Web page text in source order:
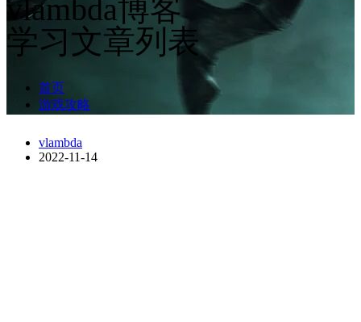
vlambda博客
学习文章列表
首页
游戏攻略
vlambda
2022-11-14